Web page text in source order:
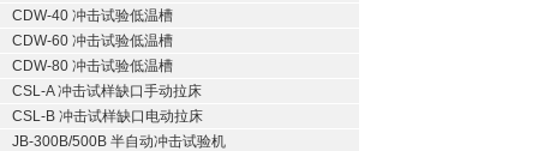
CDW-40 冲击试验低温槽
CDW-60 冲击试验低温槽
CDW-80 冲击试验低温槽
CSL-A 冲击试样缺口手动拉床
CSL-B 冲击试样缺口电动拉床
JB-300B/500B 半自动冲击试验机